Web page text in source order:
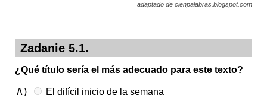
adaptado de cienpalabras.blogspot.com
Zadanie 5.1.
¿Qué título sería el más adecuado para este texto?
A) El difícil inicio de la semana